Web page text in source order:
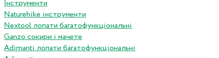
Інструменти
Naturehike інструменти
Nextool лопати багатофункціональні
Ganzo сокири і мачете
Adimanti лопати багатофункціональні